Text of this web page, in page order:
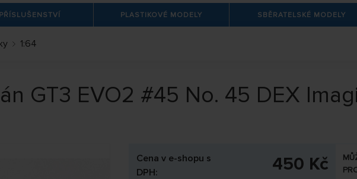
PLASTIKOVÉ MODELY SBĚRATELSKÉ MODELY
1:64
GT3 EVO2 #45 No. 45 DEX
Cena v e-shopu s
DPH:
450 Kč